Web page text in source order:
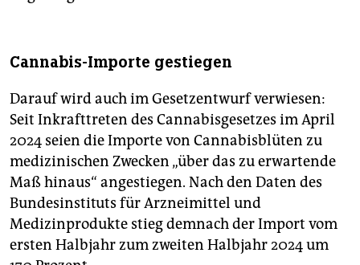
Cannabis-Importe gestiegen
Darauf wird auch im Gesetzentwurf verwiesen:
Seit Inkrafttreten des Cannabisgesetzes im April
2024 seien die Importe von Cannabisblüten zu
medizinischen Zwecken „über das zu erwartende
Maß hinaus“ angestiegen. Nach den Daten des
Bundesinstituts für Arzneimittel und
Medizinprodukte stieg demnach der Import vom
ersten Halbjahr zum zweiten Halbjahr 2024 um